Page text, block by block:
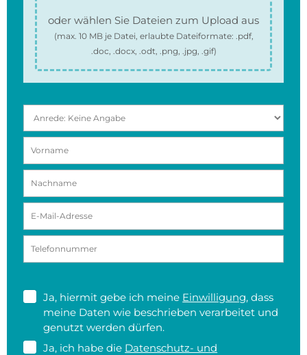
oder wählen Sie Dateien zum Upload aus
(max. 10 MBje Datei, erlaubte Dateiformate: .pdf,
.doc, .docx, .odt, .png, .jpg, .gif)
Ja, hiermit gebe ich meine Einwilligung, dass
meine Daten wie beschrieben verarbeitet und
genutzt werden dürfen.
Ja, ich habe die Datenschutz- und